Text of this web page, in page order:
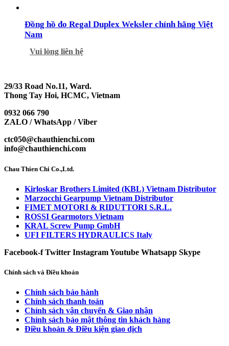
Đồng hồ đo Regal Duplex Weksler chính hãng Việt
Nam
Vui lòng liên hệ
29/33 Road No.11, Ward.
Thong Tay Hoi, HCMC, Vietnam
0932 066 790
ZALO / WhatsApp / Viber
ctc050@chauthienchi.com
info@chauthienchi.com
Chau Thien Chi Co.,Ltd.
Kirloskar Brothers Limited (KBL) Vietnam Distributor
Marzocchi Gearpump Vietnam Distributor
FIMET MOTORI & RIDUTTORI S.R.L.
ROSSI Gearmotors Vietnam
KRAL Screw Pump GmbH
UFI FILTERS HYDRAULICS Italy
Facebook-f Twitter InstagramYoutube Whatsapp Skype
Chính sách và Điều khoản
Chính sách bảo hành
Chính sách thanh toán
Chính sách vận chuyển & Giao nhận
Chính sách bảo mật thông tin khách hàng
Điều khoản & Điều kiện giao dịch